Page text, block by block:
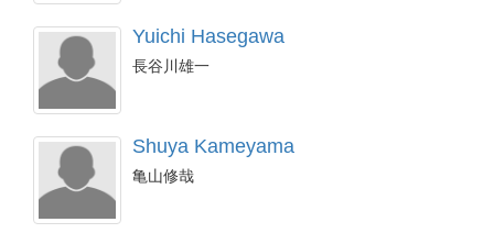
Yuichi Hasegawa
長谷川雄一
Shuya Kameyama
亀山修哉